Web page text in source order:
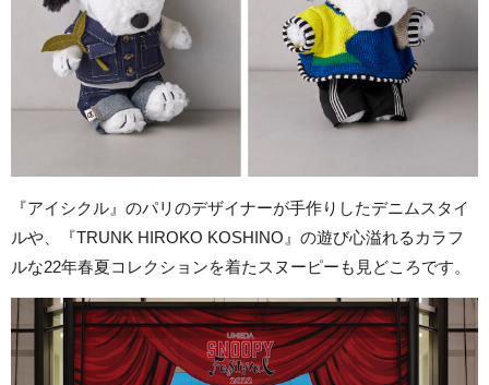
『アイシクル』のパリのデザイナーが手作りしたデニムスタイ
ルや、『TRUNK HIROKO KOSHINO』の遊び心溢れるカラフ
ルな22年春夏コレクションを着たスヌーピーも見どころです。